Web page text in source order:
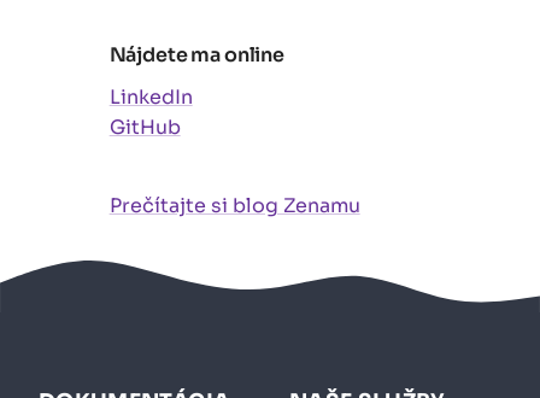
Nájdete ma online
LinkedIn
GitHub
Prečítajte si blog Zenamu